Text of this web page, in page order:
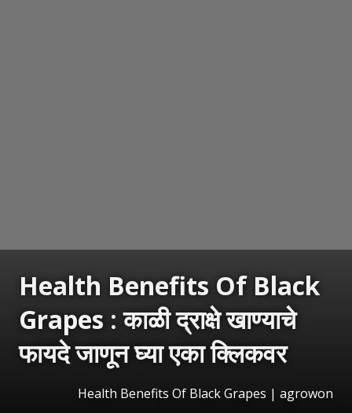
Health Benefits Of Black
Grapes : काळी द्राक्षे खाण्याचे
फायदे जाणून घ्या एका क्लिकवर
Health Benefits Of Black Grapes | agrowon